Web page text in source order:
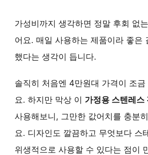
가성비까지 생각하면 정말 후회 없
어요. 매일 사용하는 제품이라 좋은
했다는 생각이 듭니다.
솔직히 처음엔 4만원대 가격이 조금
요. 하지만 막상 이 가정용 스텐레스
사용해보니, 그만한 값어치를 충분
요. 디자인도 깔끔하고 무엇보다 스
위생적으로 사용할 수 있다는 점이